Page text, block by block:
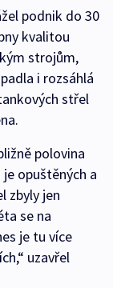
podnik do 30
kvalitou
strojům,
i rozsáhlá
střel
polovina
opuštěných a
zbyly jen
se na
je tu více
uzavřel